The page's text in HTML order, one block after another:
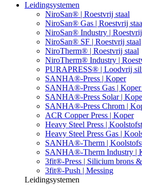
Leidingsystemen
NiroSan® | Roestvrij staal
NiroSan® Gas | Roestvrij
NiroSan® Industry | Roestvrij
NiroSan® SF | Roestvrij staal
NiroTherm® | Roestvrij staal
NiroTherm® Industry |
PURAPRESS® | Loodvrij
SANHA®-Press | Koper
SANHA®-Press Gas |
SANHA®-Press Solar |
SANHA®-Press Chrom |
ACR Copper Press | Koper
Heavy Steel Press |
Heavy Steel Press Gas |
SANHA®-Therm |
SANHA®-Therm Industry |
3fit®-Press | Silicium brons
3fit®-Push | Messing
Leidingsystemen